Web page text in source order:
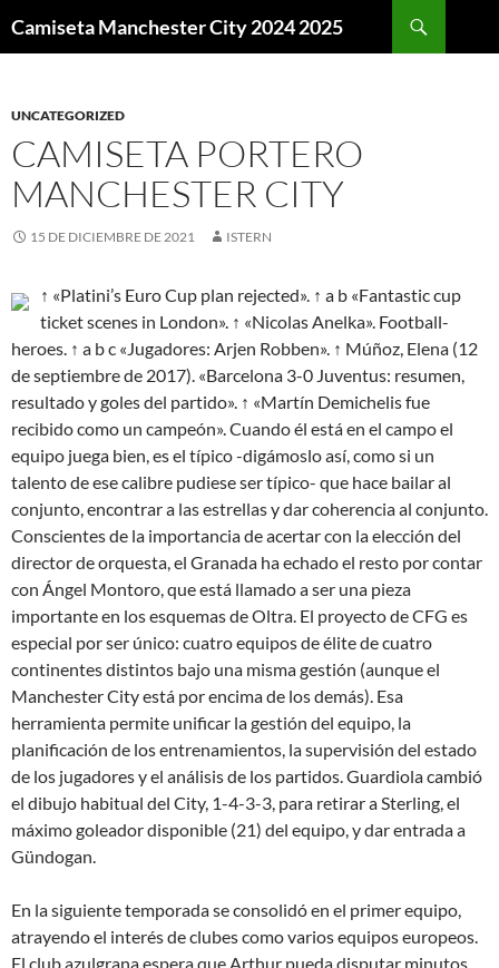
Camiseta Manchester City 2024 2025
UNCATEGORIZED
CAMISETA PORTERO
MANCHESTER CITY
15 DE DICIEMBRE DE 2021 ISTERN
↑ «Platini’s Euro Cup plan rejected». ↑ a b «Fantastic cup
ticket scenes in London». ↑ «Nicolas Anelka». Football-
heroes. ↑ a b c «Jugadores: Arjen Robben». ↑ Múñoz, Elena (12
de septiembre de 2017). «Barcelona 3-0 Juventus: resumen,
resultado y goles del partido». ↑ «Martín Demichelis fue
recibido como un campeón». Cuando él está en el campo el
equipo juega bien, es el típico -digámoslo así, como si un
talento de ese calibre pudiese ser típico- que hace bailar al
conjunto, encontrar a las estrellas y dar coherencia al conjunto.
Conscientes de la importancia de acertar con la elección del
director de orquesta, el Granada ha echado el resto por contar
con Ángel Montoro, que está llamado a ser una pieza
importante en los esquemas de Oltra. El proyecto de CFG es
especial por ser único: cuatro equipos de élite de cuatro
continentes distintos bajo una misma gestión (aunque el
Manchester City está por encima de los demás). Esa
herramienta permite unificar la gestión del equipo, la
planificación de los entrenamientos, la supervisión del estado
de los jugadores y el análisis de los partidos. Guardiola cambió
el dibujo habitual del City, 1-4-3-3, para retirar a Sterling, el
máximo goleador disponible (21) del equipo, y dar entrada a
Gündogan.
En la siguiente temporada se consolidó en el primer equipo,
atrayendo el interés de clubes como varios equipos europeos.
El club azulgrana espera que Arthur pueda disputar minutos